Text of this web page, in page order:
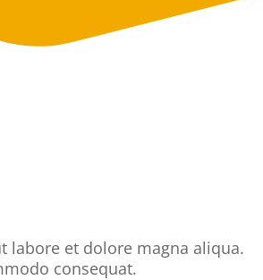
labore et dolore magna aliqua.
consequat.